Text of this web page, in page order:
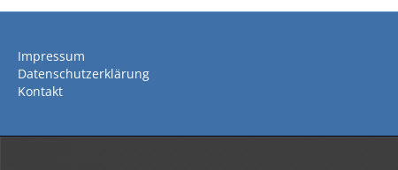
Impressum
Datenschutzerklärung
Kontakt